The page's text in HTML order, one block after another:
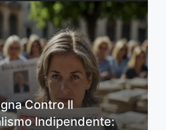
Contro Il
Indipendente: